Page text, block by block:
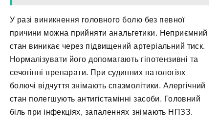
У разі виникнення головного болю без певної
причини можна прийняти анальгетики. Неприємний
стан виникає через підвищений артеріальний тиск.
Нормалізувати його допомагають гіпотензивні та
сечогінні препарати. При судинних патологіях
болючі відчуття знімають спазмолітики. Алергічний
стан полегшують антигістамінні засоби. Головний
біль при інфекціях, запаленнях знімають НПЗЗ.